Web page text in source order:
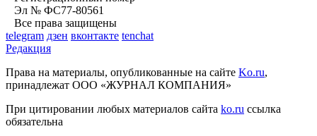
Эл № ФС77-80561
Все права защищены
telegram дзен вконтакте tenchat
Редакция
Права на материалы, опубликованные на сайте Ko.ru,
принадлежат ООО «ЖУРНАЛ КОМПАНИЯ»
При цитировании любых материалов сайта ko.ru ссылка
обязательна